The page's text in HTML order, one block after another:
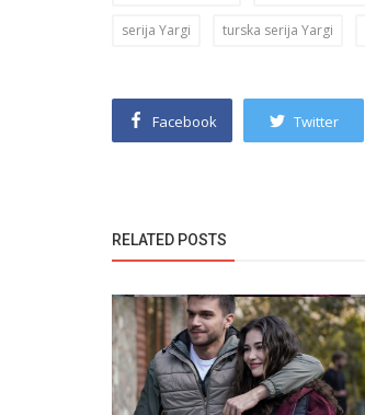
serija Yargi turska serija Yargi
Facebook Twitter
RELATED POSTS